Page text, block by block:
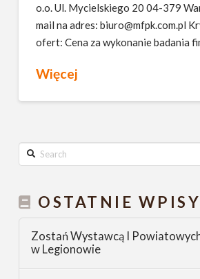
o.o. Ul. Mycielskiego 20 04-379
mail na adres: biuro@mfpk.com.pl
ofert: Cena za wykonanie badania
Więcej
Search
OSTATNIE WPISY
Zostań Wystawcą I
w Legionowie